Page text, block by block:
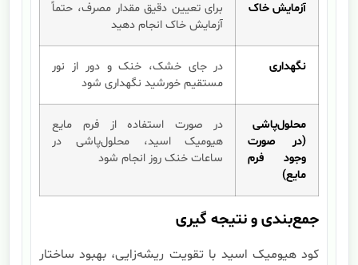
آزمایش خاک
برای تعیین دقیق مقدار مصرف، حتماً
آزمایش خاک انجام دهید
نگهداری
در جای خشک، خنک و دور از نور
مستقیم خورشید نگهداری شود
محلول‌پاشی
(در صورت
وجود فرم
مایع)
در صورت استفاده از فرم مایع
هیومیک اسید، محلول‌پاشی در
ساعات خنک روز انجام شود
جمع‌بندی و نتیجه گیری
کود هیومیک اسید با تقویت ریشه‌زایی، بهبود ساختار